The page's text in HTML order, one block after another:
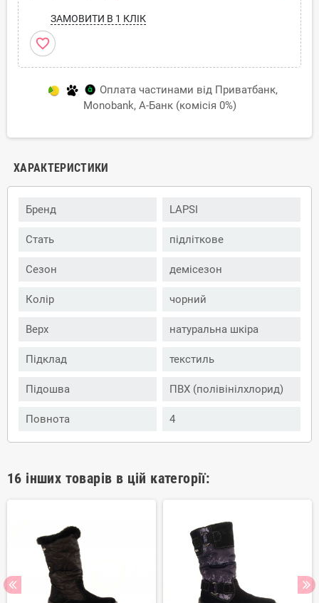
ЗАМОВИТИ В 1 КЛІК
favorite_border
Оплата частинами від Приватбанк,
Monobank, А-Банк (комісія 0%)
ХАРАКТЕРИСТИКИ
Бренд LAPSI
Стать підліткове
Сезон демісезон
Колір чорний
Верх натуральна шкіра
Підклад текстиль
Підошва ПВХ (полівінілхлорид)
Повнота 4
16 інших товарів в цій категорії: